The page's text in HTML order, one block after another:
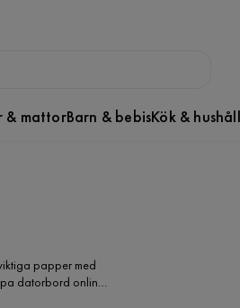
& mattorBarn & bebisKök & hushåll
papper med
datorbord online.
smidigt mäta i